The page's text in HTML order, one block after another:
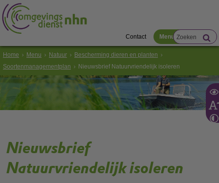
Contact Menu
Home Menu Natuur
Bescherming dieren en planten
Soortenmanagementplan
Nieuwsbrief Natuurvriendelijk isoleren
Nieuwsbrief
Natuurvriendelijk isoleren